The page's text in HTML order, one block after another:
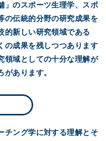
」のスポーツ生理学、スポ
の伝統的分野の研究成果を
的新しい研究領域である
の成果を残しつつあります
領域としての十分な理解が
あります。
チング学に対する理解とそ